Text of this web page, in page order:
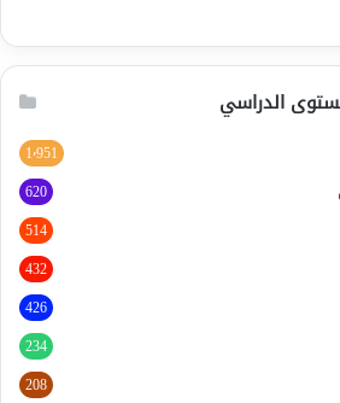
الدراسي
1٬951
620
514
432
426
234
208